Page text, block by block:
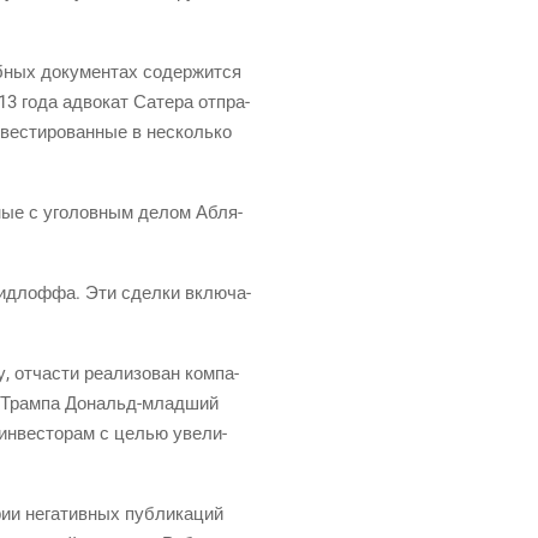
доку­мен­тах содер­жит­ся
года адво­кат Сате­ра отпра­
в несколь­ко
с уго­лов­ным делом Абля­
Эти сдел­ки вклю­ча­
отча­сти реа­ли­зо­ван ком­па­
Дональд-млад­ший
с целью уве­ли­
нега­тив­ных пуб­ли­ка­ций